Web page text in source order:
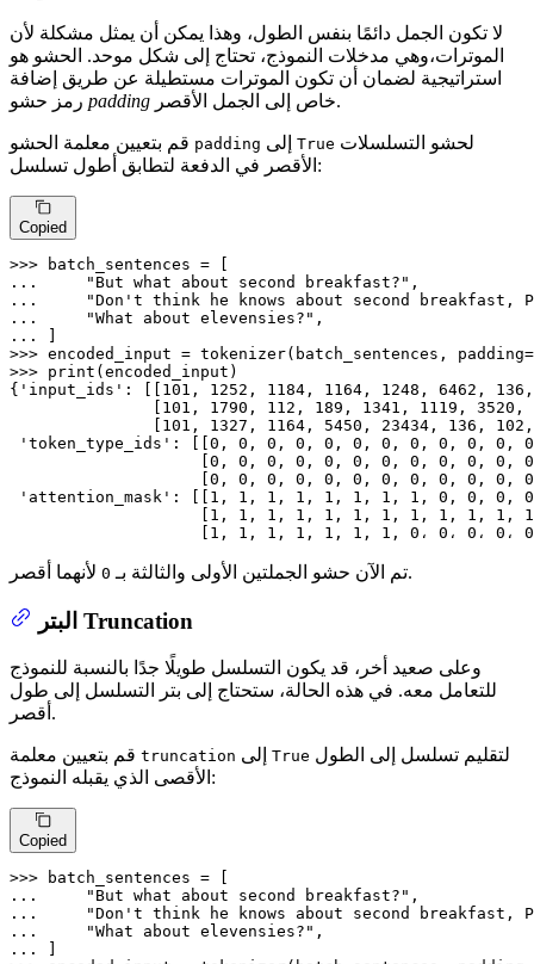
لا تكون الجمل دائمًا بنفس الطول، وهذا يمكن أن يمثل مشكلة لأن
الموترات،وهي مدخلات النموذج، تحتاج إلى شكل موحد. الحشو هو
استراتيجية لضمان أن تكون الموترات مستطيلة عن طريق إضافة
padding خاص إلى الجمل الأقصر.
padding True
الأقصر في الدفعة لتطابق أطول تسلسل:
Copied
>>>
...
"But what about second breakfast?"
...
"Don't think he knows about second breakfast,
...
"What about elevensies?"
...
>>> encoded_input = tokenizer(batch_sentences, padding=
>>> print (encoded_input)
{ 'input_ids' : [[ 101 , 1252 , 1184 , 1164 , 1248 , 6462 , 136
101 , 1790 , 112 , 189 , 1341 , 1119 , 3520 ,
101 , 1327 , 1164 , 5450 , 23434 , 136 , 102
'token_type_ids' : [[ 0 , 0 , 0 , 0 , 0 , 0 , 0 , 0 , 0 , 0 , 0 , 0
0 , 0 , 0 , 0 , 0 , 0 , 0 , 0 , 0 , 0 , 0 , 0
0 , 0 , 0 , 0 , 0 , 0 , 0 , 0 , 0 , 0 , 0 , 0
'attention_mask' : [[ 1 , 1 , 1 , 1 , 1 , 1 , 1 , 1 , 0 , 0 , 0 , 0
1 , 1 , 1 , 1 , 1 , 1 , 1 , 1 , 1 , 1 , 1 , 1
1 , 1 , 1 , 1 , 1 , 1 , 1 , 0 ، 0 ، 0 ، 0 ، 0
تم الآن حشو الجملتين الأولى والثالثة بـ 0 لأنهما أقصر.
البتر Truncation
وعلى صعيد أخر، قد يكون التسلسل طويلًا جدًا بالنسبة للنموذج
للتعامل معه. في هذه الحالة، ستحتاج إلى بتر التسلسل إلى طول
أقصر.
truncation True
الأقصى الذي يقبله النموذج:
Copied
>>>
...
"But what about second breakfast?"
...
"Don't think he knows about second breakfast,
...
"What about elevensies?"
...